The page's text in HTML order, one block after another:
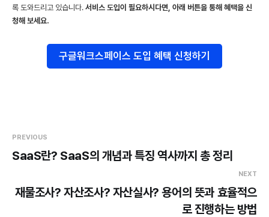
록 도와드리고 있습니다. 서비스 도입이 필요하시다면, 아래 버튼을 통해 혜택을 신
청해 보세요.
구글워크스페이스 도입 혜택 신청하기
PREVIOUS
SaaS란? SaaS의 개념과 특징 역사까지 총 정리
NEXT
재물조사? 자산조사? 자산실사? 용어의 뜻과 효율적으
로 진행하는 방법